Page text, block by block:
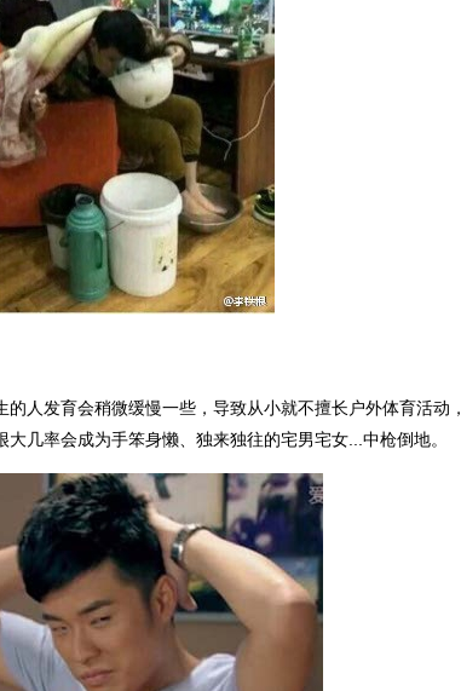
人发育会稍微缓慢一些，导致从小就不擅长户外体育活动，
几率会成为手笨身懒、独来独往的宅男宅女...中枪倒地。